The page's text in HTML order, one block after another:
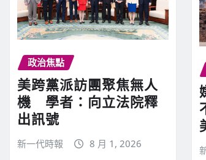
政治焦點
美跨黨派訪團聚焦無人
機 學者：向立法院釋
出訊號
新一代時報 8 月 1, 2026